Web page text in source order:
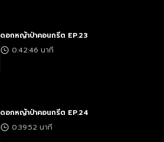
ดอกหญ้าป่าคอนกรีต EP.23
0:42:46 นาที
ดอกหญ้าป่าคอนกรีต EP.24
0:39:52 นาที